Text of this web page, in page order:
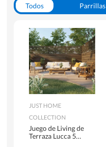
Todos Parrillas
JUST HOME
COLLECTION
Juego de Living de
Terraza Lucca 5